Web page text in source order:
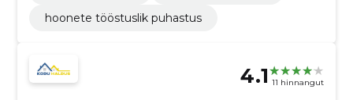
hoonete tööstuslik puhastus
4.1 11 hinnangut